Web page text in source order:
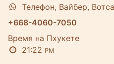
Телефон, Вайбер,
+668-4060-7050
Время на Пхукете
21:22 PM